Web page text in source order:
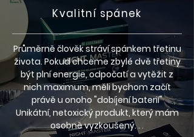
Kvalitní spánek
Průměrně člověk stráví spánkem třetinu
života. Pokud chceme zbylé dvě třetiny
být plní energie, odpočatí a vytěžit z
nich maximum, měli bychom začít
právě u onoho "dobíjení baterií"
Unikátní, netoxický produkt, který mám
osobně vyzkoušený. . .